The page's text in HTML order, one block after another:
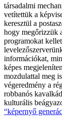
társadalmi
vetítettük a
keresztül a
hogy megőrizzük
programokat
információkat,
képes
mozdulattal meg
végeredmény a
robbanós
kulturális
“képernyő